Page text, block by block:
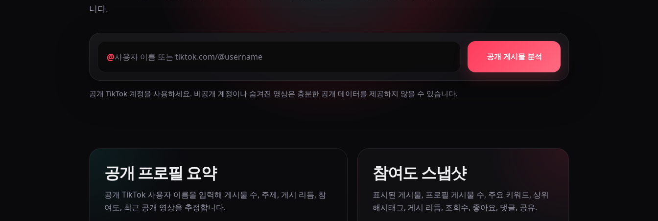
니다.
@ 공개 게시물 분석
공개 TikTok 계정을 사용하세요. 비공개 계정이나 숨겨진 영상은 충분한 공개 데이터를 제공하지 않을 수 있습니다.
공개 프로필 요약
공개 TikTok 사용자 이름을 입력해 게시물 수, 주제, 게시 리듬, 참
여도, 최근 공개 영상을 추정합니다.
참여도 스냅샷
표시된 게시물, 프로필 게시물 수, 주요 키워드, 상위
해시태그, 게시 리듬, 조회수, 좋아요, 댓글, 공유.